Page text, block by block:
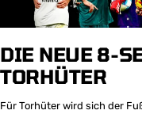
DIE NEUE 8-
TORHÜTER
Für Torhüter wird sich der